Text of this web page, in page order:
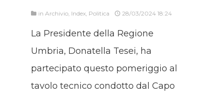
in Archivio Index Politica 28/03/2024 18:24
La Presidente della Regione
Umbria, Donatella Tesei, ha
partecipato questo pomeriggio al
tavolo tecnico condotto dal Capo